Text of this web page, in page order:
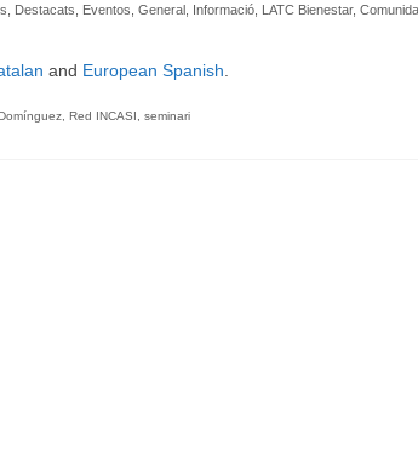
Destacats Eventos General Informació LATC Bienestar,
and European Spanish
Red INCASI seminari